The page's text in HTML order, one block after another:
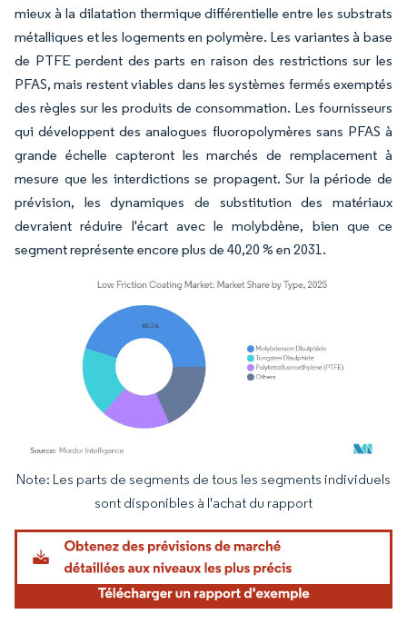
mieux à la dilatation thermique différentielle entre les substrats
métalliques et les logements en polymère. Les variantes à base
de PTFE perdent des parts en raison des restrictions sur les
PFAS, mais restent viables dans les systèmes fermés exemptés
des règles sur les produits de consommation. Les fournisseurs
qui développent des analogues fluoropolymères sans PFAS à
grande échelle capteront les marchés de remplacement à
mesure que les interdictions se propagent. Sur la période de
prévision, les dynamiques de substitution des matériaux
devraient réduire l'écart avec le molybdène, bien que ce
segment représente encore plus de 40,20 % en 2031.
Image © Mordor Intelligence. La réutilisation nécessite une attribution sous CC BY
Note: Les parts de segments de tous les segments individuels
sont disponibles à l'achat du rapport